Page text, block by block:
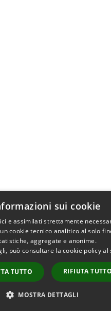
sui cookie
e assimilati strettamente
cookie tecnico analitico al solo
aggregate e anonime.
può consultare la cookie policy
TUTTO RIFIUTA
MOSTRA DETTAGLI